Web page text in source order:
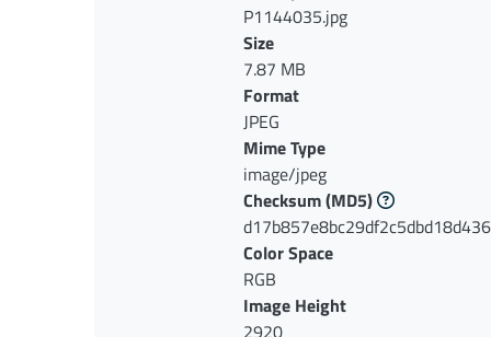
P1144035.jpg
Size
7.87 MB
Format
JPEG
Mime Type
image/jpeg
Checksum(MD5)
Color Space
RGB
Image Height
2920